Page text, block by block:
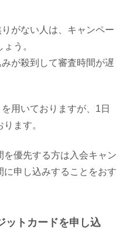
がない人は、キャンペー
う。
が殺到して審査時間が遅
用いておりますが、1日
ます。
優先する方は入会キャン
申し込みすることをおす
トカードを申し込